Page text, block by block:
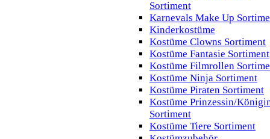
Sortiment
Karnevals Make Up
Kinderkostüme
Kostüme Clowns Sortiment
Kostüme Fantasie Sortiment
Kostüme Filmrollen
Kostüme Ninja Sortiment
Kostüme Piraten Sortiment
Kostüme Prinzessin/
Sortiment
Kostüme Tiere Sortiment